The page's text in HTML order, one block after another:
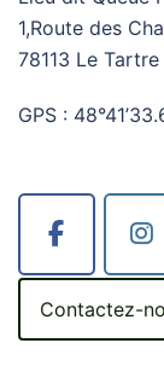
1,Route des
78113 Le
GPS :
Contactez-